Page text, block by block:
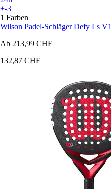
+-3
1 Farben
Wilson Padel-Schläger Defy Ls V1
Ab 213,99 CHF
132,87 CHF